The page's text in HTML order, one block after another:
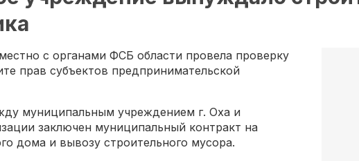
с органами ФСБ области провела проверку
прав субъектов предпринимательской
муниципальным учреждением г. Оха и
заключен муниципальный контракт на
дома и вывозу строительного мусора.